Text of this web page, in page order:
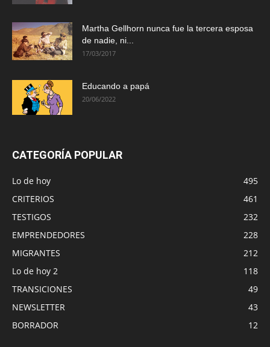
Martha Gellhorn nunca fue la tercera esposa
de nadie, ni...
17/03/2017
Educando a papá
20/06/2022
CATEGORÍA POPULAR
Lo de hoy
495
CRITERIOS
461
TESTIGOS
232
EMPRENDEDORES
228
MIGRANTES
212
Lo de hoy 2
118
TRANSICIONES
49
NEWSLETTER
43
BORRADOR
12